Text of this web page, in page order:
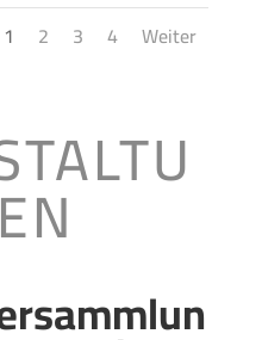
1 2 3 4 Weiter